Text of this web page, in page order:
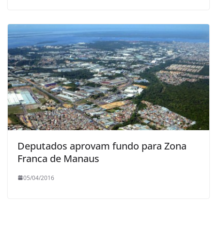
Deputados aprovam fundo para Zona
Franca de Manaus
05/04/2016